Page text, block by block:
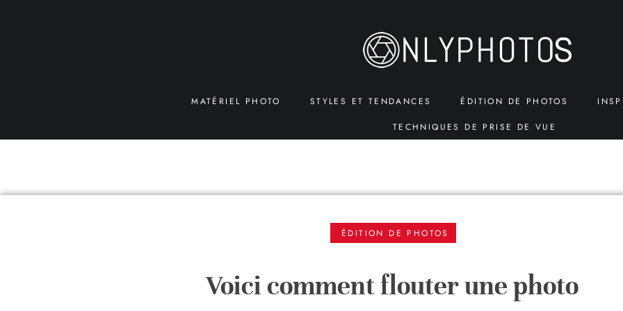
MATÉRIEL PHOTO STYLES ET TENDANCES ÉDITION DE PHOTOS
TECHNIQUES DE PRISE DE VUE
ÉDITION DE PHOTOS
Voici comment flouter une photo